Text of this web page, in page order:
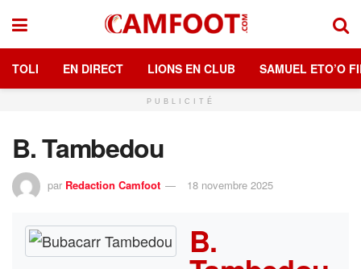
TOLI EN DIRECT LIONS EN CLUB SAMUEL ETO’O
PUBLICITÉ
B. Tambedou
par Redaction Camfoot 18 novembre 2025
B.